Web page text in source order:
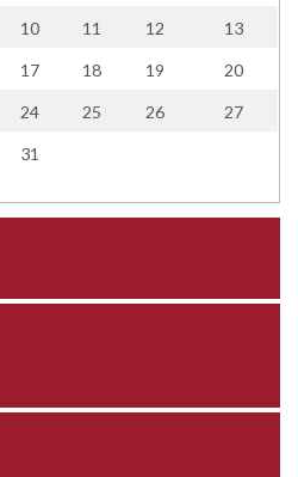
10 11 12 13
17 18 19 20
24 25 26 27
31